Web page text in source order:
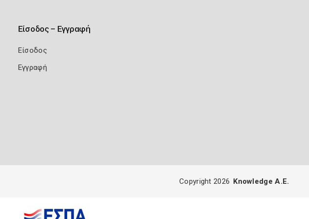
Είσοδος – Εγγραφή
Είσοδος
Εγγραφή
Copyright 2026 Knowledge A.E.